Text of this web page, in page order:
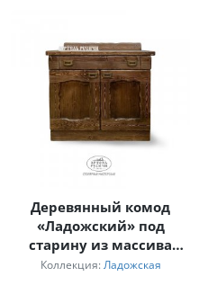
Деревянный комод
«Ладожский» под
старину из массива
северной сосны
Коллекция: Ладожская